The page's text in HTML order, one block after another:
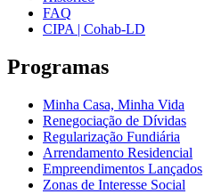
FAQ
CIPA | Cohab-LD
Programas
Minha Casa, Minha Vida
Renegociação de Dívidas
Regularização Fundiária
Arrendamento Residencial
Empreendimentos Lançados
Zonas de Interesse Social